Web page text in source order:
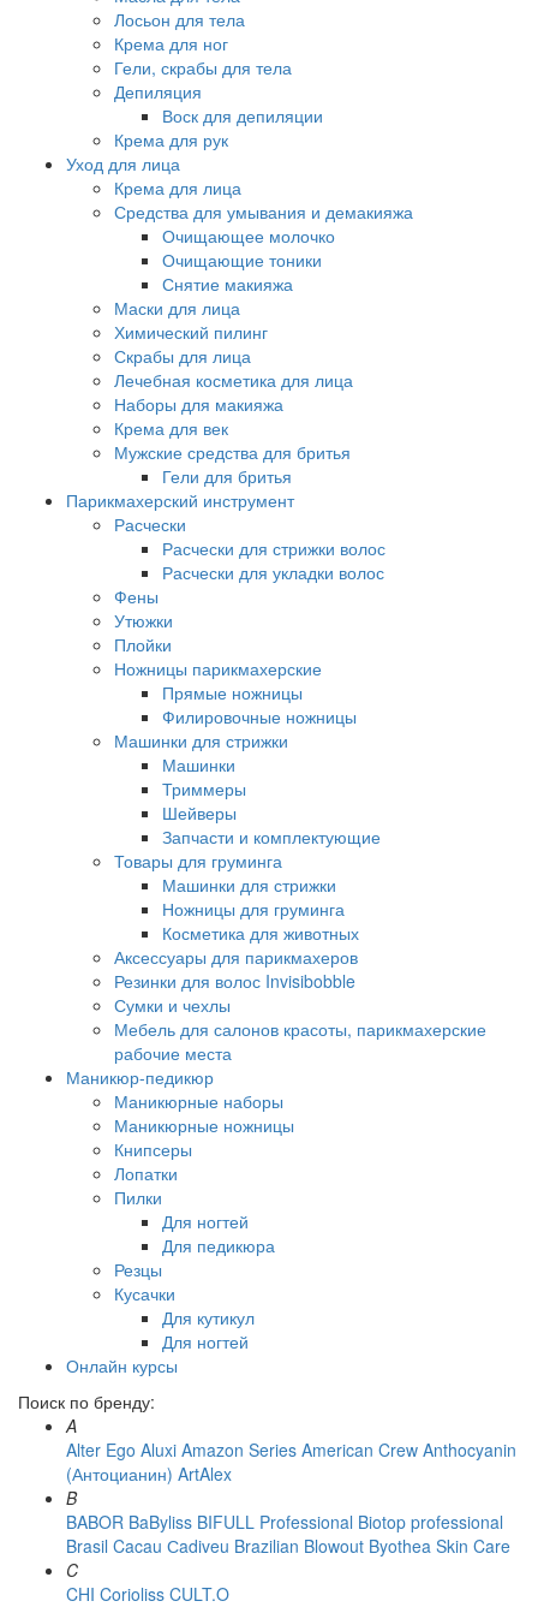
Лосьон для тела
Крема для ног
Гели, скрабы для тела
Депиляция
Воск для депиляции
Крема для рук
Уход для лица
Крема для лица
Средства для умывания и демакияжа
Очищающее молочко
Очищающие тоники
Снятие макияжа
Маски для лица
Химический пилинг
Скрабы для лица
Лечебная косметика для лица
Наборы для макияжа
Крема для век
Мужские средства для бритья
Гели для бритья
Парикмахерский инструмент
Расчески
Расчески для стрижки волос
Расчески для укладки волос
Фены
Утюжки
Плойки
Ножницы парикмахерские
Прямые ножницы
Филировочные ножницы
Машинки для стрижки
Машинки
Триммеры
Шейверы
Запчасти и комплектующие
Товары для груминга
Машинки для стрижки
Ножницы для груминга
Косметика для животных
Аксессуары для парикмахеров
Резинки для волос Invisibobble
Сумки и чехлы
Мебель для салонов красоты, парикмахерские
рабочие места
Маникюр-педикюр
Маникюрные наборы
Маникюрные ножницы
Книпсеры
Лопатки
Пилки
Для ногтей
Для педикюра
Резцы
Кусачки
Для кутикул
Для ногтей
Онлайн курсы
Поиск по бренду:
A
Alter Ego Aluxi Amazon Series American Crew Anthocyanin
(Антоцианин) ArtAlex
B
BABOR BaByliss BIFULL Professional Biotop professional
Brasil Cacau Сadiveu Brazilian Blowout Byothea Skin Care
C
CHI Corioliss CULT.O